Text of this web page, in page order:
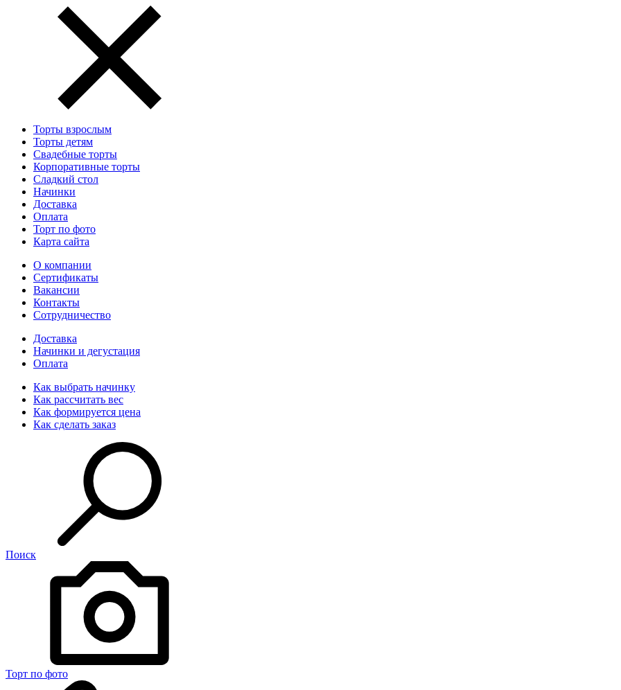
Торты взрослым
Торты детям
Свадебные торты
Корпоративные торты
Сладкий стол
Начинки
Доставка
Оплата
Торт по фото
Карта сайта
О компании
Сертификаты
Вакансии
Контакты
Сотрудничество
Доставка
Начинки и дегустация
Оплата
Как выбрать начинку
Как рассчитать вес
Как формируется цена
Как сделать заказ
Поиск
Торт по фото